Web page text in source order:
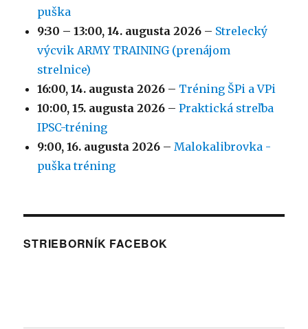
puška
9:30 – 13:00,14. augusta 2026 – Strelecký
výcvik ARMY TRAINING (prenájom
strelnice)
16:00,14. augusta 2026 – Tréning ŠPi a VPi
10:00,15. augusta 2026 –Praktická streľba
IPSC-tréning
9:00,16. augusta 2026 – Malokalibrovka -
puška tréning
STRIEBORNÍK FACEBOK